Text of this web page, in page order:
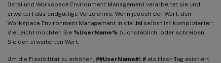
Datei und Workspace Environment Management verarbeitet sie und
erweitert das endgültige Verzeichnis. Wenn jedoch der Wert, den
Workspace Environment Management in die .ini selbst ist komplizierter:
Vielleicht möchten Sie %UserName% buchstäblich, oder schreiben
Sie den erweiterten Wert.
Um die Flexibilität zu erhöhen, ##UserName#\ # als Hash-Tag existiert,